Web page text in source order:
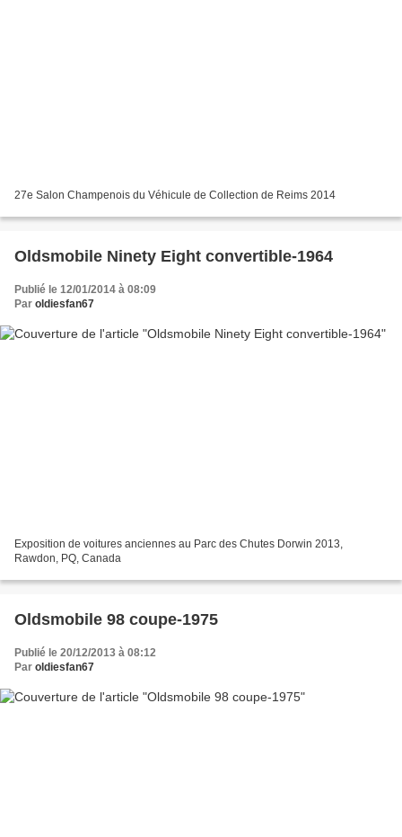
27e Salon Champenois du Véhicule de Collection de Reims 2014
Oldsmobile Ninety Eight convertible-1964
Publié le 12/01/2014 à 08:09
Par oldiesfan67
Exposition de voitures anciennes au Parc des Chutes Dorwin 2013,
Rawdon, PQ, Canada
Oldsmobile 98 coupe-1975
Publié le 20/12/2013 à 08:12
Par oldiesfan67